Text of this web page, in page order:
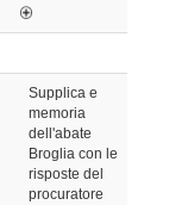
Supplica e
memoria
dell'abate
Broglia con le
risposte del
procuratore